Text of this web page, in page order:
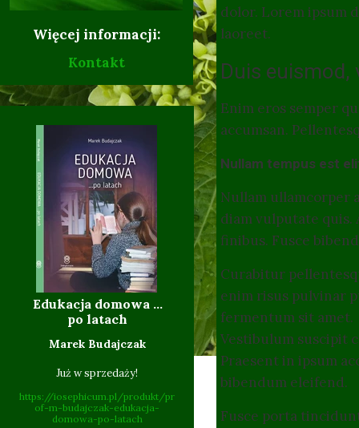
10.10.2017 r.
Więcej informacji:
Kontakt
Już w sprzedaży!
https://iosephicum.pl/produkt/pr
of-m-budajczak-edukacja-
domowa-po-latach
Marek Budajczak
Edukacja domowa ...
po latach
dolor. Lorem ipsum
laoreet.
Duis
Enim eros semper
accumsan.
Nullam tempus est
Nullam ullamcorper
diam vulputate
finibus. Fusce
Curabitur
enim risus pulvinar
fermentum sit amet.
Vestibulum suscipit
Praesent in ipsum
bibendum eleifend.
Fusce porta